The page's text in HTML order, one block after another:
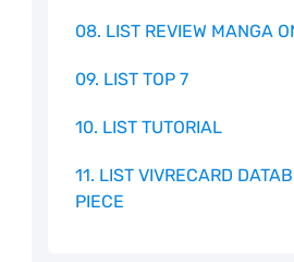
08. LIST REVIEW MANGA
09. LIST TOP 7
10. LIST TUTORIAL
11. LIST VIVRECARD
PIECE